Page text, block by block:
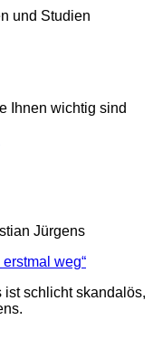
und Studien
Ihnen wichtig sind
Jürgens
weg“
ist schlicht skandalös,